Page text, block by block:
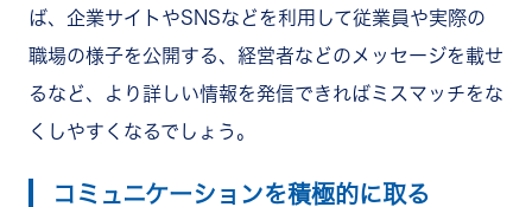
ば、企業サイトやSNSなどを利用して従業員や実際の
職場の様子を公開する、経営者などのメッセージを載せ
るなど、より詳しい情報を発信できればミスマッチをな
くしやすくなるでしょう。
コミュニケーションを積極的に取る